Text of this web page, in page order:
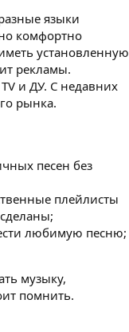
языки
комфортно
установленную
рекламы.
и ДУ. С недавних
рынка.
песен без
плейлисты
любимую песню;
музыку,
помнить.